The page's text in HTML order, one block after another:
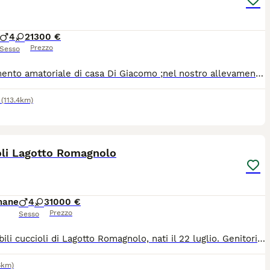
4 2
Sesso
1300 €
Prezzo
Allevamento amatoriale di casa Di Giacomo ;nel nostro allevamento abbiamo erogatori contro zanzare, applicazione da scaricare per poter vedere i cuccioli quando volete ,casette in legno super coibentate con condizionatore apposito ,le mamme e i cuccioli mangiano fino a prima della consegna starter royal canin ,tutti i giorni Vengono seguiti ,educati, coccolati. Viziati. All'interno del loro parco avranno giochi appositi. Verranno ceduti dai sessanta giorni di vita con : libretto sanitario,certificato veterinario,vaccini,sverminazioni , pedigree,copia documenti genitori,(test genetici , pedigree) Due chili di crocchette puppy royal canin ,collarino e guinzaglio. Il Lagotto romagnolo è un cane dolcissimo ipoallergenico e molto divertente e come tutte le belle anime merita rispetto. Il prezzo supera le mille euro .astenersi sognatori che vogliono un cane di razza per sfizio . Disponibili 4 maschi e una femminuccia
(113.4km)
Lagotto Romagnolo
4 3
Sesso
1000 €
Prezzo
Disponibili cuccioli di Lagotto Romagnolo, nati il 22 luglio. Genitori visibili, sani con pedigree ENCI (ROI), microchip e iscrizione all’anagrafe canina. Ottima genealogia da lavoro e bellezza: il padre appartiene alla prestigiosa linea FARNIE (grande tempra e doti da tartufo), mentre la madre è ottima per il tartufo e selezionata per esposizioni di bellezza (EXPO). I cuccioli crescono in ambiente domestico con massima cura e socializzazione e verranno ceduti a 60 giorni o 90 giorni avviati suoi posticci, con pedigree ENCI (ROI), microchip, libretto vaccinazioni sverminazioni, e svezzati con crocchette di qualità. Maschi €. 1.000,00 Femmine €. 1.200,00